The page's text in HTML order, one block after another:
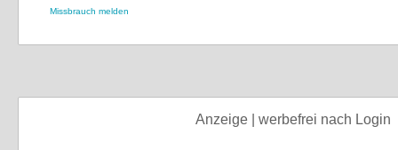
Missbrauch melden
Anzeige | werbefrei nach Login